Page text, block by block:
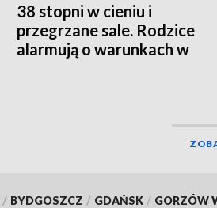
38 stopni w cieniu i
przegrzane sale. Rodzice
alarmują o warunkach w
/ BYDGOSZCZ / GDAŃSK / GORZÓW